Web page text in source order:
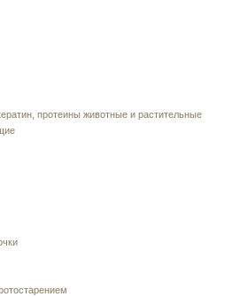
протеины животные и растительные